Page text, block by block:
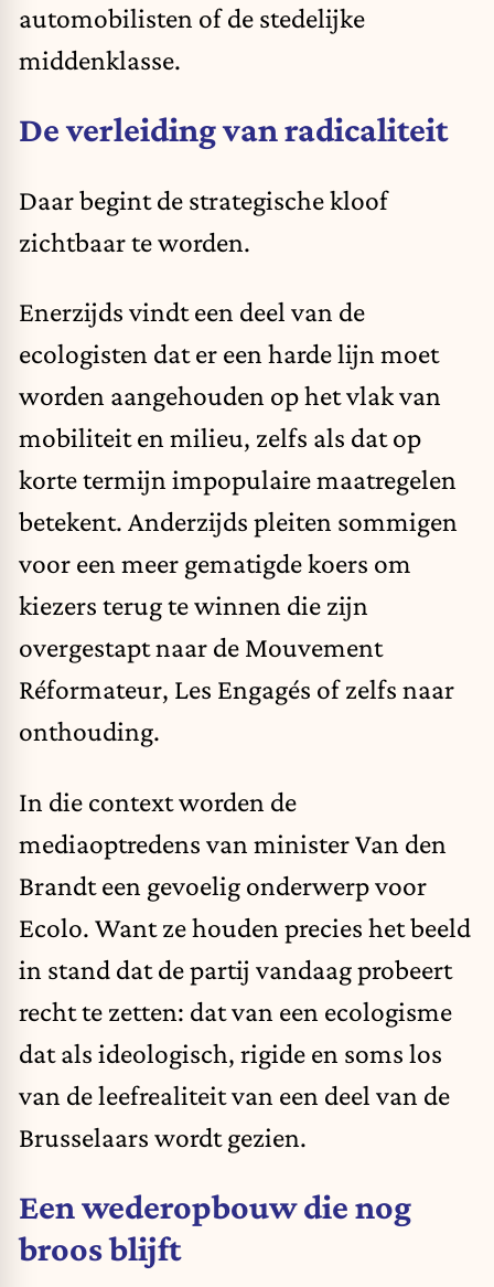
automobilisten of de stedelijke
middenklasse.
De verleiding van radicaliteit
Daar begint de strategische kloof
zichtbaar te worden.
Enerzijds vindt een deel van de
ecologisten dat er een harde lijn moet
worden aangehouden op het vlak van
mobiliteit en milieu, zelfs als dat op
korte termijn impopulaire maatregelen
betekent. Anderzijds pleiten sommigen
voor een meer gematigde koers om
kiezers terug te winnen die zijn
overgestapt naar de Mouvement
Réformateur, Les Engagés of zelfs naar
onthouding.
In die context worden de
mediaoptredens van minister Van den
Brandt een gevoelig onderwerp voor
Ecolo. Want ze houden precies het beeld
in stand dat de partij vandaag probeert
recht te zetten: dat van een ecologisme
dat als ideologisch, rigide en soms los
van de leefrealiteit van een deel van de
Brusselaars wordt gezien.
Een wederopbouw die nog
broos blijft